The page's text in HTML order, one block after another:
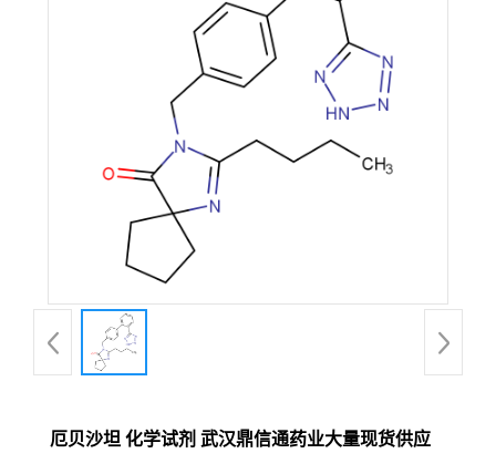
产
厄贝沙坦 化学试剂 武汉鼎信通药业大量现货供应